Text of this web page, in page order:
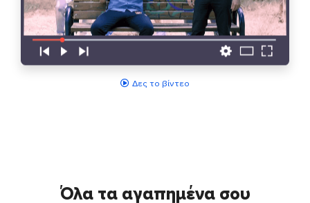
Δες το βίντεο
Όλα τα αγαπημένα σου